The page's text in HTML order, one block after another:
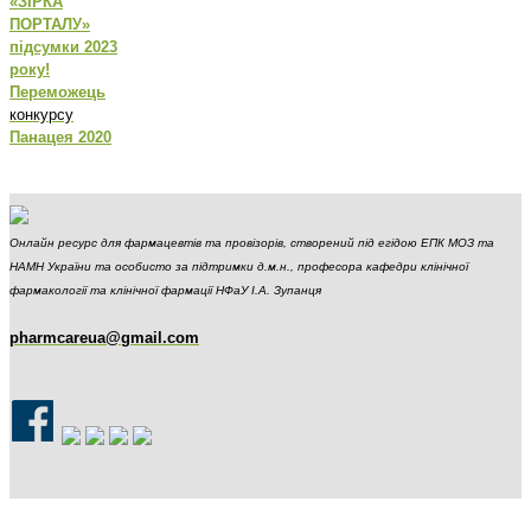
ПОРТАЛУ»
підсумки 2023
року!
Переможець
конкурсу
Панацея 2020
Онлайн ресурс для фармацевтів та провізорів, створений під егідою ЕПК МОЗ та
НАМН України та особисто за підтримки д.м.н., професора кафедри клінічної
фармакології та клінічної фармації НФаУ І.А. Зупанця
pharmcareua@gmail.com